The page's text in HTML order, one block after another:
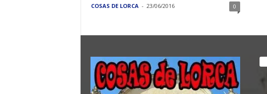
COSAS DE LORCA - 23/06/2016 0